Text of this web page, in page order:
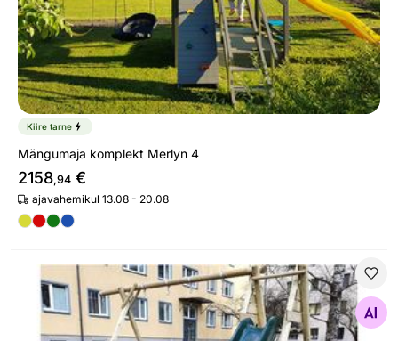
Kiire tarne
Mängumaja komplekt Merlyn 4
2158,94 €
ajavahemikul 13.08 - 20.08
Liumägi Star 295 cm
Otsi sarnaseid